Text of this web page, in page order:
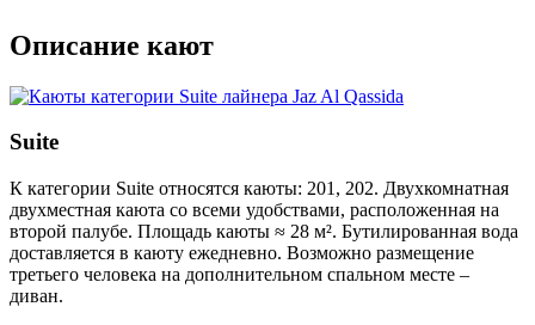
Описание кают
Suite
К категории Suite относятся каюты: 201, 202. Двухкомнатная
двухместная каюта со всеми удобствами, расположенная на
второй палубе. Площадь каюты ≈ 28 м². Бутилированная вода
доставляется в каюту ежедневно. Возможно размещение
третьего человека на дополнительном спальном месте –
диван.